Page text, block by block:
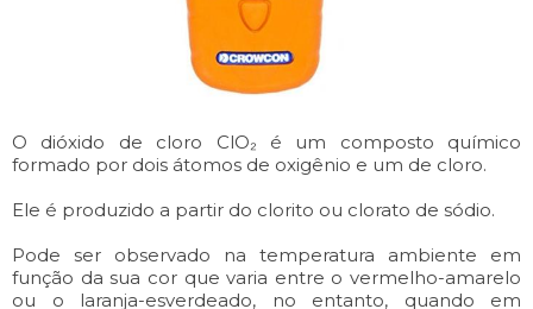
O dióxido de cloro ClO₂ é um composto químico
formado por dois átomos de oxigênio e um de cloro.
Ele é produzido a partir do clorito ou clorato de sódio.
Pode ser observado na temperatura ambiente em
função da sua cor que varia entre o vermelho-amarelo
ou o laranja-esverdeado, no entanto, quando em